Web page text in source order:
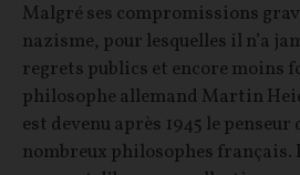
Malgré ses compromissions
nazisme, pour lesquelles il n’a
regrets publics et encore moins
philosophe allemand Martin
est devenu après 1945 le penseur
nombreux philosophes français.